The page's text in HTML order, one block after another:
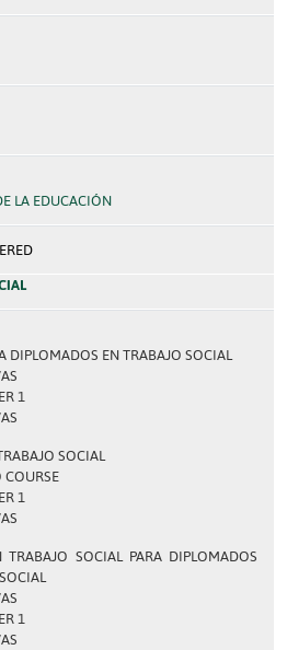
LA EDUCACIÓN
DIPLOMADOS EN TRABAJO SOCIAL
1
SOCIAL
COURSE
1
TRABAJO SOCIAL PARA DIPLOMADOS
1